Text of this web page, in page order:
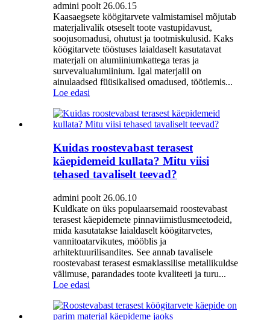
admini poolt 26.06.15
Kaasaegsete köögitarvete valmistamisel mõjutab
materjalivalik otseselt toote vastupidavust,
soojusomadusi, ohutust ja tootmiskulusid. Kaks
köögitarvete tööstuses laialdaselt kasutatavat
materjali on alumiiniumkattega teras ja
survevalualumiinium. Igal materjalil on
ainulaadsed füüsikalised omadused, töötlemis...
Loe edasi
Kuidas roostevabast terasest
käepidemeid kullata? Mitu viisi
tehased tavaliselt teevad?
admini poolt 26.06.10
Kuldkate on üks populaarsemaid roostevabast
terasest käepidemete pinnaviimistlusmeetodeid,
mida kasutatakse laialdaselt köögitarvetes,
vannitoatarvikutes, mööblis ja
arhitektuurilisandites. See annab tavalisele
roostevabast terasest esmaklassilise metallikuldse
välimuse, parandades toote kvaliteeti ja turu...
Loe edasi